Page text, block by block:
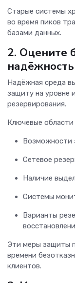
Старые системы
во время пиков
базами данных.
2. Оцените
Надёжная среда
защиту на уровне
резервирования.
Ключевые
Возможности
Сетевое
Наличие
Системы
Варианты
Эти меры защиты
времени
клиентов.